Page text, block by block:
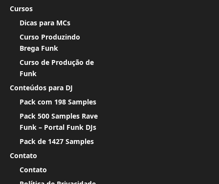
Cursos
Dicas para MCs
Curso Produzindo
Brega Funk
Curso de Produção de
Funk
Conteúdos para DJ
Pack com 198 Samples
Pack 500 Samples Rave
Funk – Portal Funk DJs
Pack de 1427 Samples
Contato
Contato